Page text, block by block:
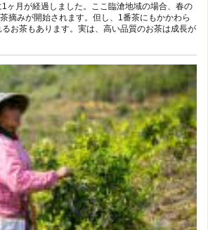
ヶ月が経過しました。ここ臨滄地域の場合、春の
摘みが開始されます。但し、1番茶にもかかわら
お茶もあります。実は、高い品質のお茶は成長が